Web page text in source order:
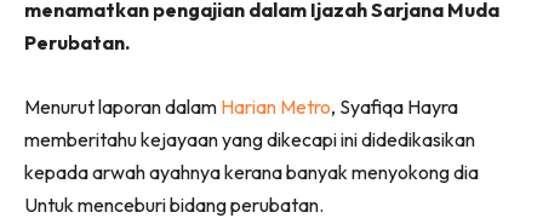
menamatkan pengajian dalam Ijazah Sarjana Muda
Perubatan.
Menurut laporan dalam Harian Metro, Syafiqa Hayra
memberitahu kejayaan yang dikecapi ini didedikasikan
kepada arwah ayahnya kerana banyak menyokong dia
Untuk menceburi bidang perubatan.